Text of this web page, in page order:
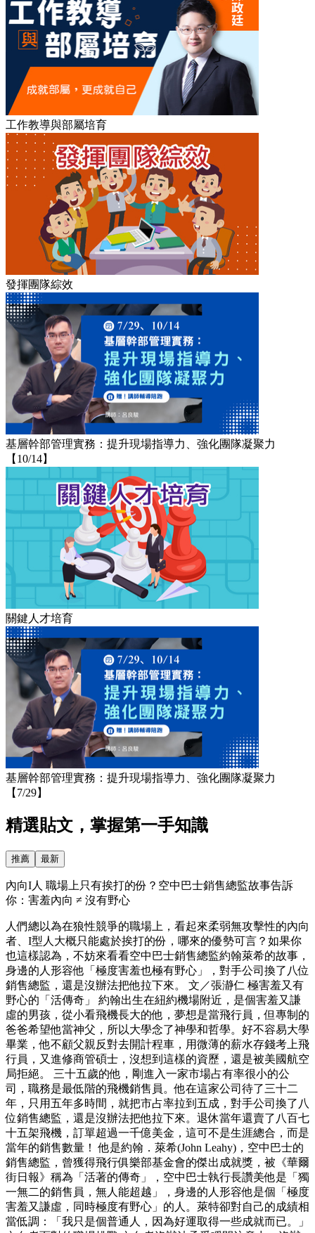
工作教導與部屬培育
發揮團隊綜效
基層幹部管理實務：提升現場指導力、強化團隊凝聚力
【10/14】
關鍵人才培育
基層幹部管理實務：提升現場指導力、強化團隊凝聚力
【7/29】
精選貼文，掌握第一手知識
推薦 最新
內向I人 職場上只有挨打的份？空中巴士銷售總監故事告訴
你：害羞內向 ≠ 沒有野心
人們總以為在狼性競爭的職場上，看起來柔弱無攻擊性的內向
者、I型人大概只能處於挨打的份，哪來的優勢可言？如果你
也這樣認為，不妨來看看空中巴士銷售總監約翰萊希的故事，
身邊的人形容他「極度害羞也極有野心」，對手公司換了八位
銷售總監，還是沒辦法把他拉下來。 文／張瀞仁 極害羞又有
野心的「活傳奇」 約翰出生在紐約機場附近，是個害羞又謙
虛的男孩，從小看飛機長大的他，夢想是當飛行員，但專制的
爸爸希望他當神父，所以大學念了神學和哲學。好不容易大學
畢業，他不顧父親反對去開計程車，用微薄的薪水存錢考上飛
行員，又進修商管碩士，沒想到這樣的資歷，還是被美國航空
局拒絕。 三十五歲的他，剛進入一家市場占有率很小的公
司，職務是最低階的飛機銷售員。他在這家公司待了三十二
年，只用五年多時間，就把市占率拉到五成，對手公司換了八
位銷售總監，還是沒辦法把他拉下來。退休當年還賣了八百七
十五架飛機，訂單超過一千億美金，這可不是生涯總合，而是
當年的銷售數量！ 他是約翰．萊希(John Leahy)，空中巴士的
銷售總監，曾獲得飛行俱樂部基金會的傑出成就獎，被《華爾
街日報》稱為「活著的傳奇」，空中巴士執行長讚美他是「獨
一無二的銷售員，無人能超越」，身邊的人形容他是個「極度
害羞又謙虛，同時極度有野心」的人。萊特卻對自己的成績相
當低調：「我只是個普通人，因為好運取得一些成就而已。」